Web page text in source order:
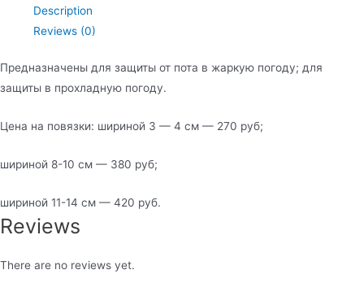
Description
Reviews (0)
Предназначены для защиты от пота в жаркую погоду; для
защиты в прохладную погоду.
Цена на повязки: шириной 3 — 4 см — 270 руб;
шириной 8-10 см — 380 руб;
шириной 11-14 см — 420 руб.
Reviews
There are no reviews yet.